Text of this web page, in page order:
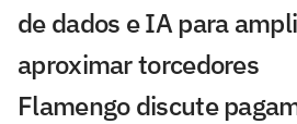
de dados e IA para
aproximar torcedores
Flamengo discute